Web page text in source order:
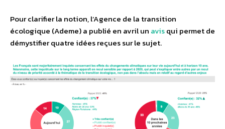
Pour clarifier la notion, l’Agence de la transition
écologique (Ademe) a publié en avril un avisqui permet de
démystifier quatre idées reçues sur le sujet.